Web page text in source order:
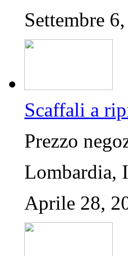
Settembre
Scaffali a
Prezzo
Lombardia,
Aprile 28,